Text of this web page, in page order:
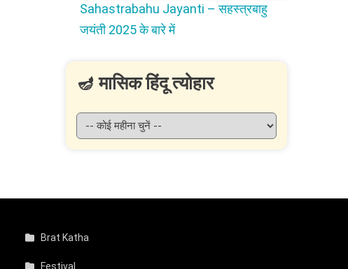
Sahastrabahu Jayanti – सहस्त्रबाहु
जयंती 2025 के बारे में
🪔 मासिक हिंदू त्योहार
Brat Katha
Festival